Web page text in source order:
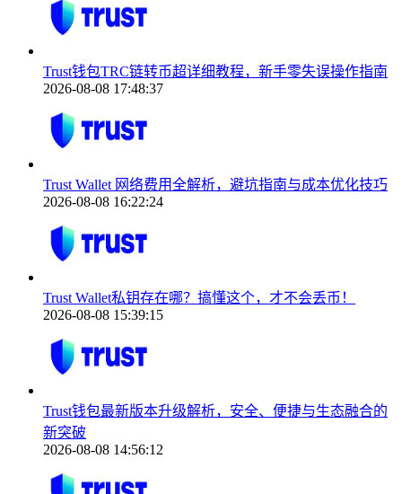
Trust钱包TRC链转币超详细教程，新手零失误操作指南
2026-08-08 17:48:37
Trust Wallet 网络费用全解析，避坑指南与成本优化技巧
2026-08-08 16:22:24
Trust Wallet私钥存在哪？搞懂这个，才不会丢币！
2026-08-08 15:39:15
Trust钱包最新版本升级解析，安全、便捷与生态融合的
新突破
2026-08-08 14:56:12